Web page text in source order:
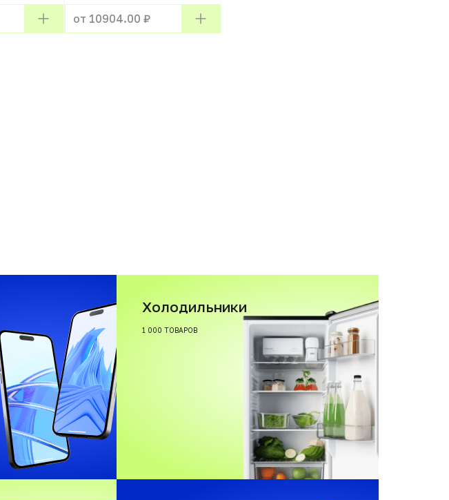
от 10904.00 ₽
Холодильники
1 000 ТОВАРОВ